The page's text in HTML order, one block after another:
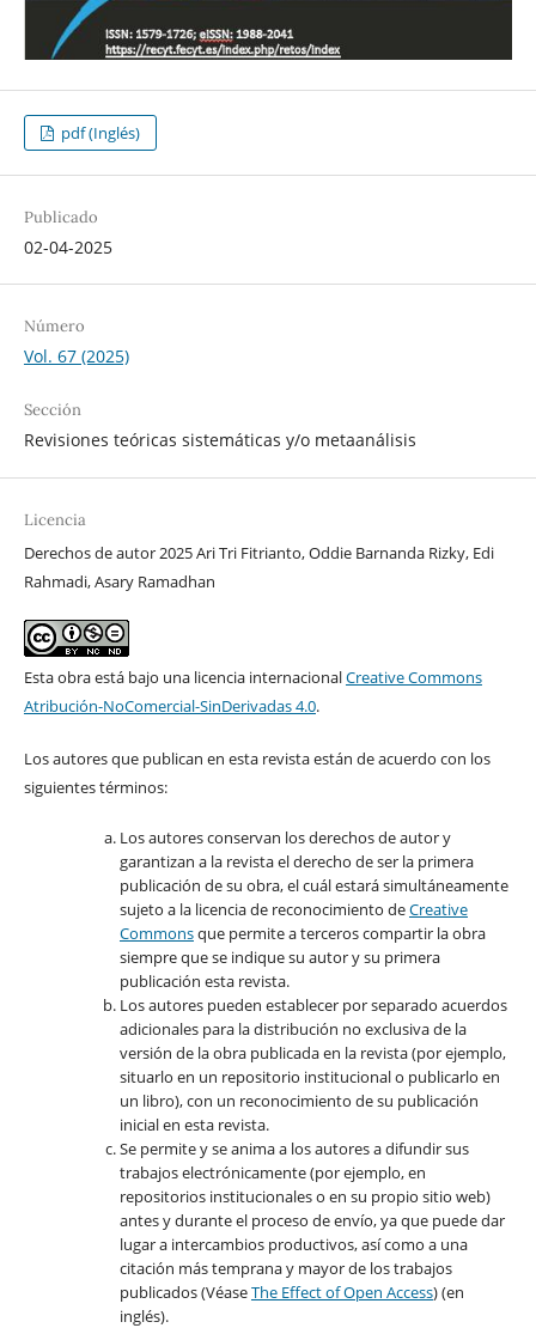
pdf (Inglés)
Publicado
02-04-2025
Número
Vol. 67 (2025)
Sección
Revisiones teóricas sistemáticas y/o metaanálisis
Licencia
Derechos de autor 2025 Ari Tri Fitrianto, Oddie Barnanda Rizky, Edi
Rahmadi, Asary Ramadhan
Esta obra está bajo una licencia internacionalCreative Commons
Atribución-NoComercial-SinDerivadas 4.0.
Los autores que publican en esta revista están de acuerdo con los
siguientes términos:
Los autores conservan los derechos de autor y
garantizan a la revista el derecho de ser la primera
publicación de su obra, el cuál estará simultáneamente
sujeto a la licencia de reconocimiento deCreative
Commonsque permite a terceros compartir la obra
siempre que se indique su autor y su primera
publicación esta revista.
Los autores pueden establecer por separado acuerdos
adicionales para la distribución no exclusiva de la
versión de la obra publicada en la revista (por ejemplo,
situarlo en un repositorio institucional o publicarlo en
un libro), con un reconocimiento de su publicación
inicial en esta revista.
Se permite y se anima a los autores a difundir sus
trabajos electrónicamente (por ejemplo, en
repositorios institucionales o en su propio sitio web)
antes y durante el proceso de envío, ya que puede dar
lugar a intercambios productivos, así como a una
citación más temprana y mayor de los trabajos
publicados (VéaseThe Effect of Open Access) (en
inglés).